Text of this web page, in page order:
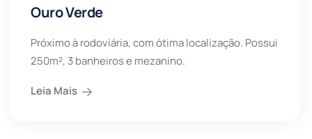
Ouro Verde
Próximo à rodoviária, com ótima localização. Possui
250m², 3 banheiros e mezanino.
Leia Mais